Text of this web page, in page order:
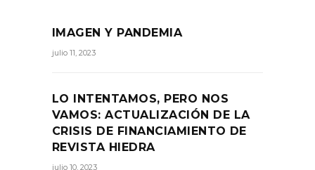
IMAGEN Y PANDEMIA
julio 11, 2023
LO INTENTAMOS, PERO NOS
VAMOS: ACTUALIZACIÓN DE LA
CRISIS DE FINANCIAMIENTO DE
REVISTA HIEDRA
julio 10, 2023